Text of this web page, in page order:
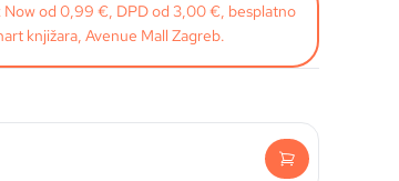
Now od 0,99 €, DPD od 3,00 €, besplatno
knjižara, Avenue Mall Zagreb.